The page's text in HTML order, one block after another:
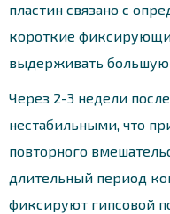
пластин связано с
короткие
выдерживать большую
Через 2-3 недели
нестабильными, что
повторного
длительный период
фиксируют гипсовой